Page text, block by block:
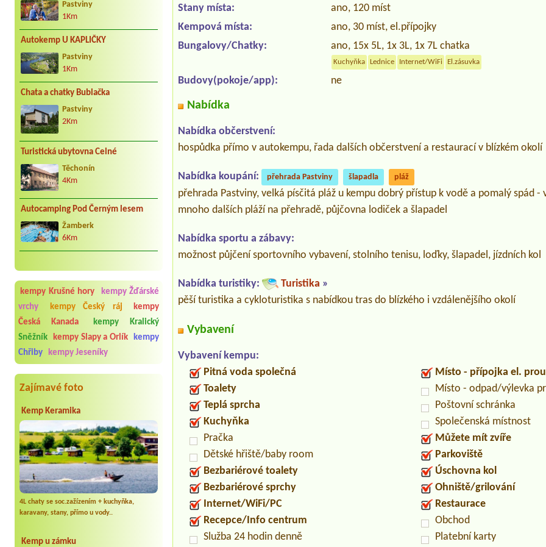
Pastviny
1Km
Autokemp U KAPLIČKY
Pastviny
1Km
Chata a chatky Bublačka
Pastviny
2Km
Turistická ubytovna Celné
Těchonín
4Km
Autocamping Pod Černým lesem
Žamberk
6Km
kempy Krušné hory
kempy Žďárské
vrchy
kempy Český ráj
kempy
Česká Kanada
kempy Kralický
Sněžník
kempy Slapy a Orlík
kempy
Chřiby
kempy Jeseníky
Zajímavé foto
Kemp Keramika
4L chaty se soc.zažízením + kuchyňka,
karavany, stany, přímo u vody..
Kemp u zámku
Stany místa:
ano, 120 míst
Kempová místa:
ano, 30 míst, el.přípojky
Bungalovy/Chatky:
ano, 15x 5L, 1x 3L, 1x 7L chatka
Kuchyňka Lednice Internet/WiFi El.zásuvka
Budovy(pokoje/app): ne
Nabídka
Nabídka občerstvení:
hospůdka přímo v autokempu, řada dalších občerstvení a restaurací v blízkém okolí
Nabídka koupání: přehrada Pastviny šlapadla pláž
přehrada Pastviny, velká písčitá pláž u kempu dobrý přístup k vodě a pomalý spád
mnoho dalších pláží na přehradě, půjčovna lodiček a šlapadel
Nabídka sportu a zábavy:
možnost půjčení sportovního vybavení, stolního tenisu, loďky, šlapadel, jízdních kol
Nabídka turistiky: Turistika »
pěší turistika a cykloturistika s nabídkou tras do blízkého i vzdálenějšího okolí
Vybavení
Vybavení kempu:
Pitná voda společná
Toalety
Teplá sprcha
Kuchyňka
Pračka
Dětské hřiště/baby room
Bezbariérové toalety
Bezbariérové sprchy
Internet/WiFi/PC
Recepce/Info centrum
Služba 24 hodin denně
Místo - přípojka el.
Místo - odpad/výlevka
Poštovní schránka
Společenská místnost
Můžete mít zvíře
Parkoviště
Úschovna kol
Ohniště/grilování
Restaurace
Obchod
Platební karty